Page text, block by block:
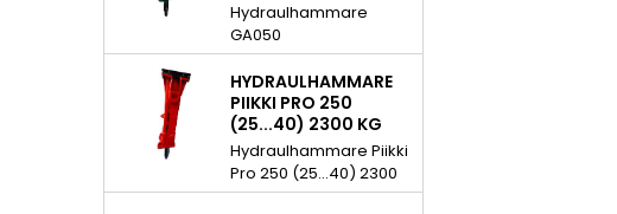
Hydraulhammare
GA050
Hydraulhammare Piikki
GA050 (10 - 15 t) 1003
kg. Piikki
hydraulhamrar som
Green Attachments
representerar är
designade för att klara
HYDRAULHAMMARE
PIIKKI PRO 250
(25...40) 2300 KG
Hydraulhammare Piikki
Pro 250 (25...40) 2300
kg Hydraulhammare